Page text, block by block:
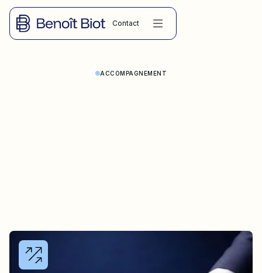
Contact
ACCOMPAGNEMENT